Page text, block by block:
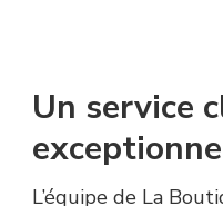
Un service
L’équipe de La